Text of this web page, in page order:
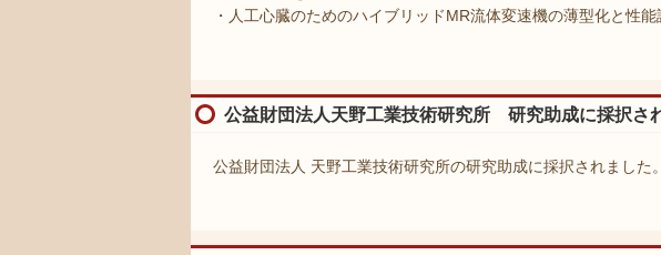
・人工心臓のためのハイブリッドMR流体変速機の薄型化と性
公益財団法人天野工業技術研究所 研究助成に採択さ
公益財団法人 天野工業技術研究所の研究助成に採択されました。